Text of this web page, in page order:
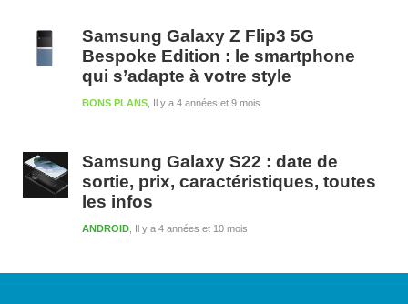
Samsung Galaxy Z Flip3 5G
Bespoke Edition : le smartphone
qui s’adapte à votre style
Il y a 4 années et 9 mois
BONS PLANS
Samsung Galaxy S22 : date de
sortie, prix, caractéristiques, toutes
les infos
Il y a 4 années et 10 mois
ANDROID